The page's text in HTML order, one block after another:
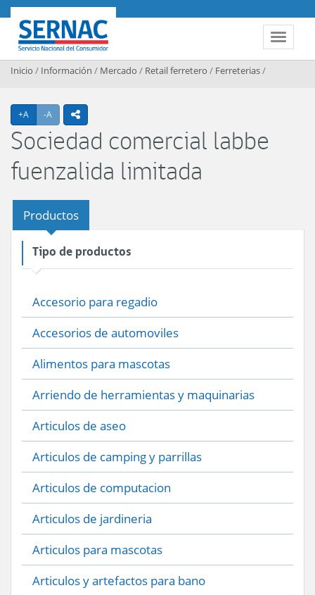
Contenido principal
Toggle
SERNAC
Inicio / Información / Mercado / Retail ferretero / Ferreterias/
+A Agrandar texto
-A Achicar textoicono compartir
Sociedad comercial labbe
fuenzalida limitada
Productos
Tipo de productos
Accesorio para regadio
Accesorios de automoviles
Alimentos para mascotas
Arriendo de herramientas y maquinarias
Articulos de aseo
Articulos de camping y parrillas
Articulos de computacion
Articulos de jardineria
Articulos para mascotas
Articulos y artefactos para bano